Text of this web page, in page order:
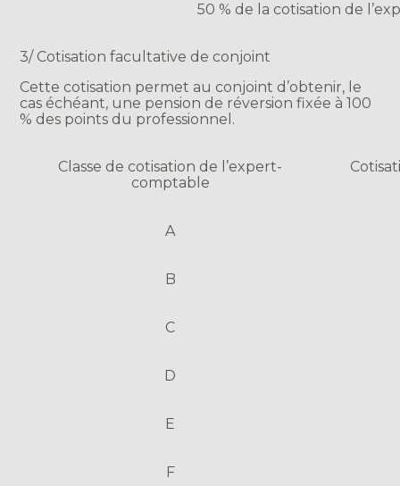
50 % de la cotisation de
3/ Cotisation facultative de conjoint
Cette cotisation permet au conjoint d’obtenir, le
cas échéant, une pension de réversion fixée à 100
% des points du professionnel.
Classe de cotisation de l’expert-
comptable
A
B
C
D
E
F